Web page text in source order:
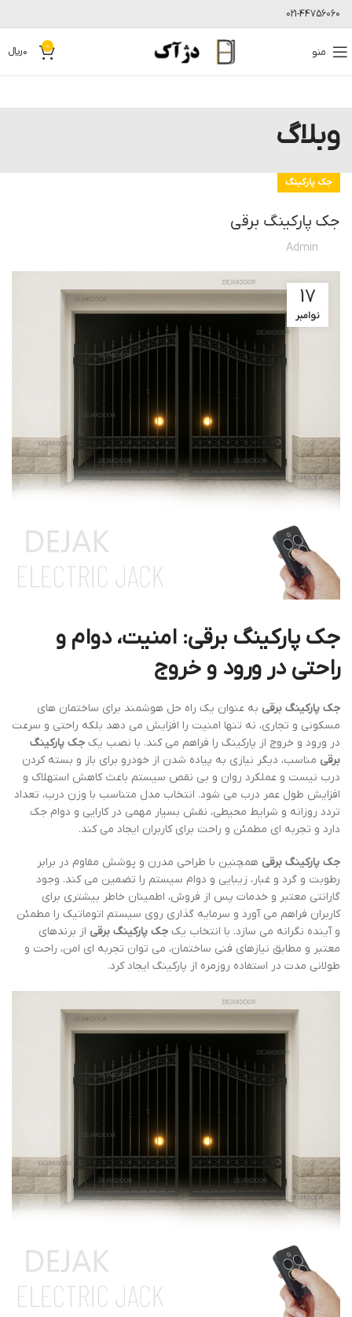
021-44756060
منو 0
0﷼
وبلاگ
جک پارکینگ
جک پارکینگ برقی
Admin
17
نوامبر
جک پارکینگ برقی: امنیت، دوام و
راحتی در ورود و خروج
جک پارکینگ برقی به عنوان یک راه حل هوشمند برای ساختمان های
مسکونی و تجاری، نه تنها امنیت را افزایش می دهد بلکه راحتی و سرعت
در ورود و خروج از پارکینگ را فراهم می کند. با نصب یک جک پارکینگ
برقی مناسب، دیگر نیازی به پیاده شدن از خودرو برای باز و بسته کردن
درب نیست و عملکرد روان و بی نقص سیستم باعث کاهش استهلاک و
افزایش طول عمر درب می شود. انتخاب مدل متناسب با وزن درب، تعداد
تردد روزانه و شرایط محیطی، نقش بسیار مهمی در کارایی و دوام جک
دارد و تجربه ای مطمئن و راحت برای کاربران ایجاد می کند.
جک پارکینگ برقی همچنین با طراحی مدرن و پوشش مقاوم در برابر
رطوبت و گرد و غبار، زیبایی و دوام سیستم را تضمین می کند. وجود
گارانتی معتبر و خدمات پس از فروش، اطمینان خاطر بیشتری برای
کاربران فراهم می آورد و سرمایه گذاری روی سیستم اتوماتیک را مطمئن
و آینده نگرانه می سازد. با انتخاب یک جک پارکینگ برقی از برندهای
معتبر و مطابق نیازهای فنی ساختمان، می توان تجربه ای امن، راحت و
طولانی مدت در استفاده روزمره از پارکینگ ایجاد کرد.